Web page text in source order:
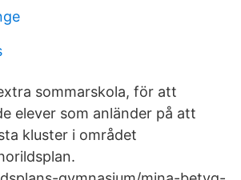
sommarskola, för att
elever som anländer på att
kluster i området